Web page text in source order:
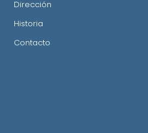
Dirección
Historia
Contacto